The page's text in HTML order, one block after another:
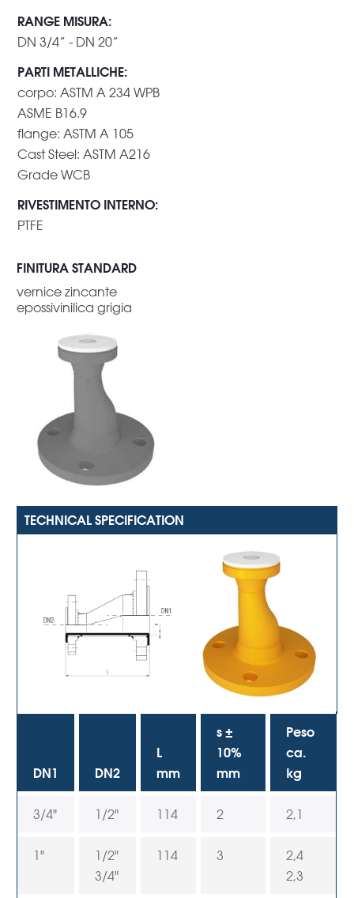
RANGE MISURA:
DN 3/4” - DN 20”
PARTI METALLICHE:
corpo: ASTM A 234 WPB
ASME B16.9
flange: ASTM A 105
Cast Steel: ASTM A216
Grade WCB
RIVESTIMENTO INTERNO:
PTFE
FINITURA STANDARD
vernice zincante
epossivinilica grigia
TECHNICAL SPECIFICATION
DN1 DN2
L
mm
s ±
10%
mm
Peso
ca.
kg
3/4" 1/2" 114 2 2,1
1"
1/2"
3/4"
114 3
2,4
2,3